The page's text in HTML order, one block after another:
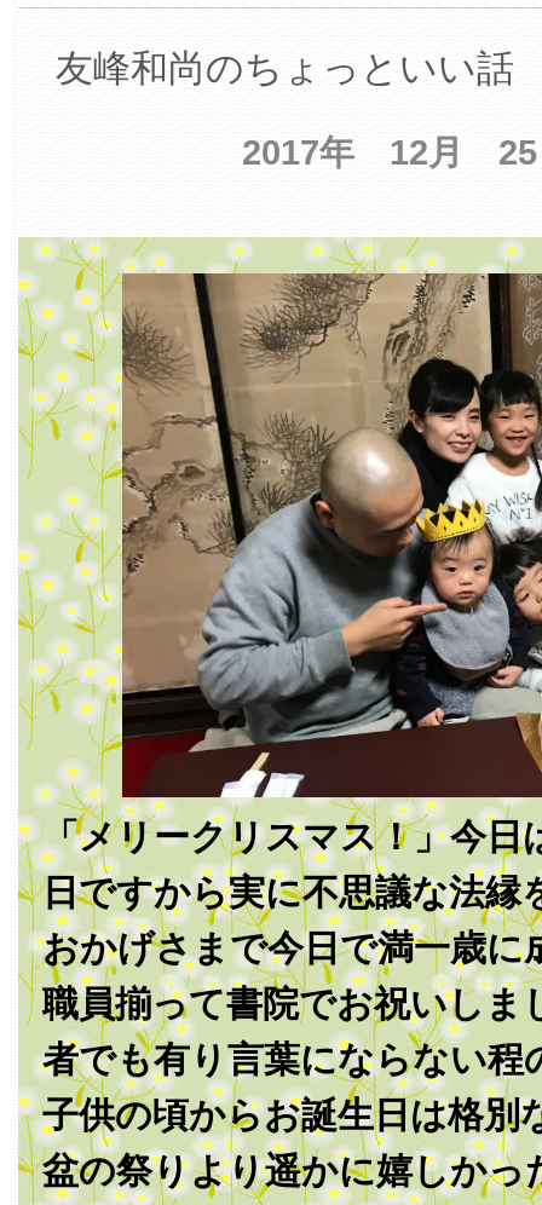
友峰和尚のちょっといい話
2017年 12月
「メリークリスマス！」今日
日ですから実に不思議な法縁
おかげさまで今日で満一歳に
職員揃って書院でお祝いしま
者でも有り言葉にならない程
子供の頃からお誕生日は格別
盆の祭りより遥かに嬉しかっ